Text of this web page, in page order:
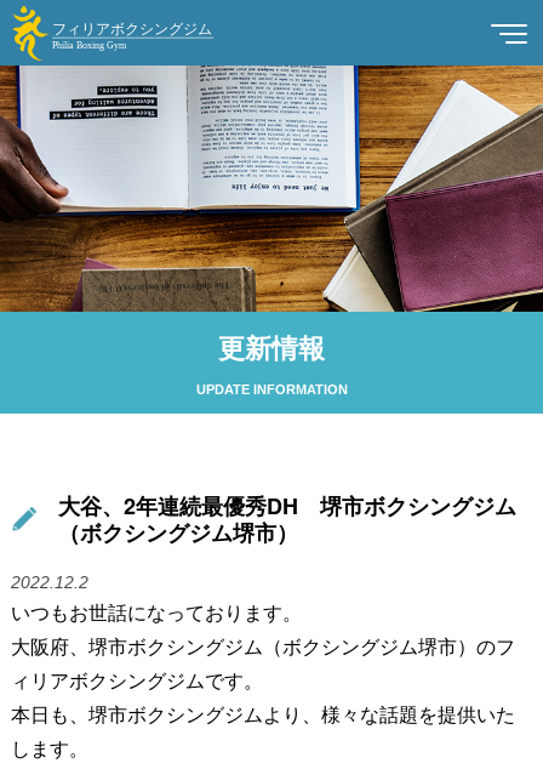
更新情報
UPDATE INFORMATION
大谷、2年連続最優秀DH 堺市ボクシングジム
（ボクシングジム堺市）
2022.12.2
いつもお世話になっております。
大阪府、堺市ボクシングジム（ボクシングジム堺市）のフ
ィリアボクシングジムです。
本日も、堺市ボクシングジムより、様々な話題を提供いた
します。